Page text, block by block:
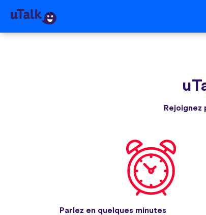
Parlez en quelques minutes